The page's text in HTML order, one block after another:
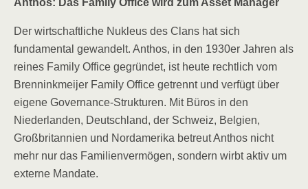
Anthos: Das Family Office wird zum Asset Manager
Der wirtschaftliche Nukleus des Clans hat sich
fundamental gewandelt. Anthos, in den 1930er Jahren als
reines Family Office gegründet, ist heute rechtlich vom
Brenninkmeijer Family Office getrennt und verfügt über
eigene Governance-Strukturen. Mit Büros in den
Niederlanden, Deutschland, der Schweiz, Belgien,
Großbritannien und Nordamerika betreut Anthos nicht
mehr nur das Familienvermögen, sondern wirbt aktiv um
externe Mandate.